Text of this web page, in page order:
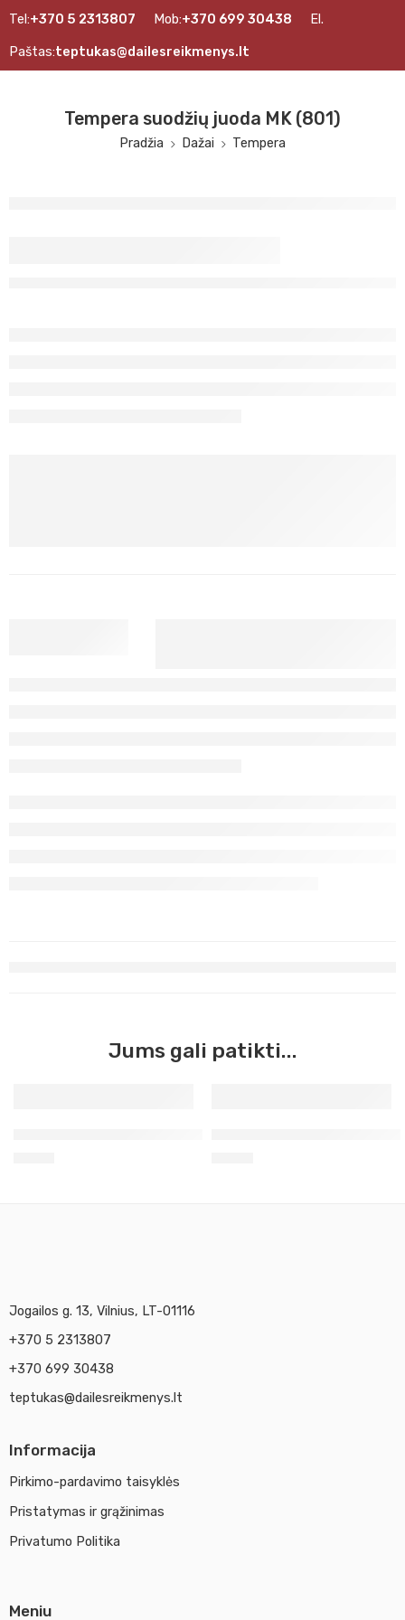
Tel:+370 5 2313807 Mob:+370 699 30438 El.
Paštas:teptukas@dailesreikmenys.lt
Tempera suodžių juoda MK (801)
Pradžia Dažai Tempera
Jums gali patikti...
Jogailos g. 13, Vilnius, LT-01116
+370 5 2313807
+370 699 30438
teptukas@dailesreikmenys.lt
Informacija
Pirkimo-pardavimo taisyklės
Pristatymas ir grąžinimas
Privatumo Politika
Meniu